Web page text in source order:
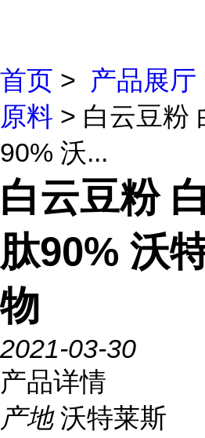
首页 > 产品展厅
原料 > 白云豆粉
90% 沃...
白云豆粉
肽90% 沃
物
2021-03-30
产品详情
产地 沃特莱斯